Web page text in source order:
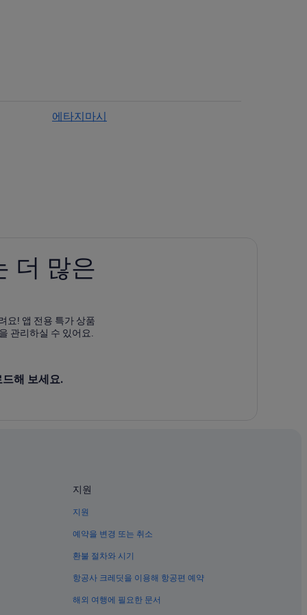
에타지마시
더 많은
요! 앱 전용 특가 상품
관리하실 수 있어요.
해 보세요.
지원
지원
예약을 변경 또는 취소
환불 절차와 시기
항공사 크레딧을 이용해 항공편 예약
해외 여행에 필요한 문서